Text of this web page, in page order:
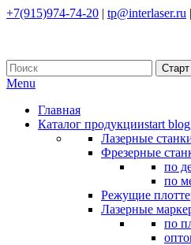
+7(915)974-74-20 | tp@interlaser.ru |
Menu
Главная
Каталог продукцииstart
Лазерные
Фрезерные
по
по
Режущие
Лазерные
по